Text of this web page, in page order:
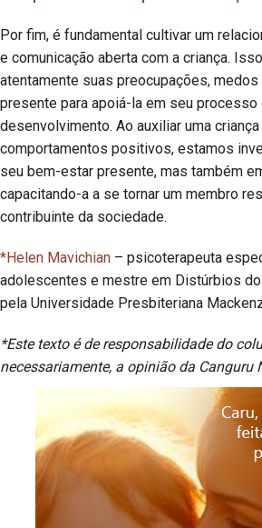
Por fim, é fundamental cultivar um
e comunicação aberta com a criança.
atentamente suas preocupações,
presente para apoiá-la em seu
desenvolvimento. Ao auxiliar uma
comportamentos positivos, estamos
seu bem-estar presente, mas também
capacitando-a a se tornar um membro
contribuinte da sociedade.
*Helen Mavichian – psicoterapeuta
adolescentes e mestre em Distúrbios
pela Universidade Presbiteriana
*Este texto é de responsabilidade do
necessariamente, a opinião da Canguru